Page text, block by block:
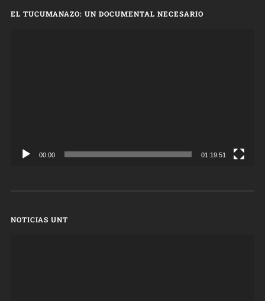
EL TUCUMANAZO: UN DOCUMENTAL NECESARIO
00:00 01:19:51
NOTICIAS UNT